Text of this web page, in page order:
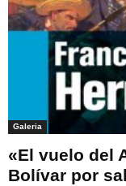
Galeria
«El vuelo del
Bolívar por